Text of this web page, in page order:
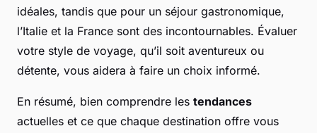
idéales, tandis que pour un séjour gastronomique,
l’Italie et la France sont des incontournables. Évaluer
votre style de voyage, qu’il soit aventureux ou
détente, vous aidera à faire un choix informé.
En résumé, bien comprendre les tendances
actuelles et ce que chaque destination offre vous